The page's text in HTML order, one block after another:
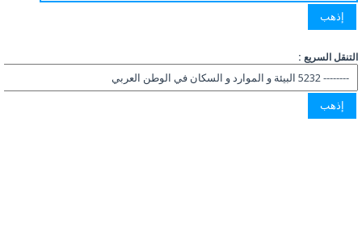
التنقل السريع :